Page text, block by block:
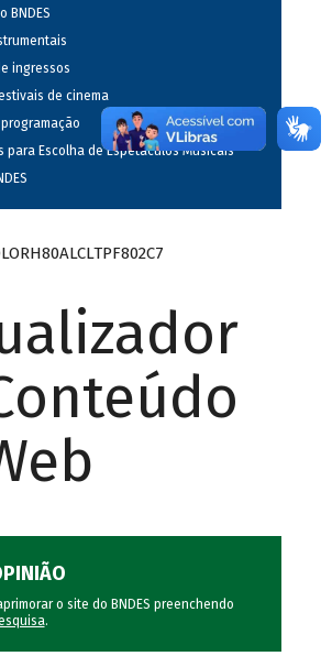
BNDES
ingressos
de cinema
para Escolha de Espetáculos Musicais
o site do BNDES preenchendo
.